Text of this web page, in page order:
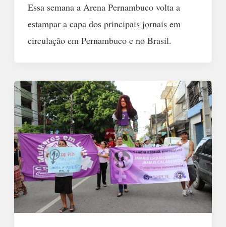
Essa semana a Arena Pernambuco volta a
estampar a capa dos principais jornais em
circulação em Pernambuco e no Brasil.